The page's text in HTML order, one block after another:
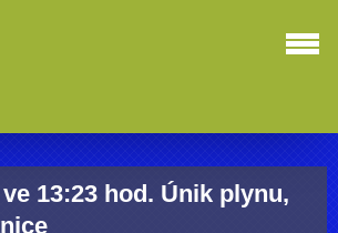
ve 13:23 hod. Únik plynu,